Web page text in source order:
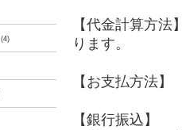
(4)
【代金計算方
ります。
【お支払方法】
【銀行振込】